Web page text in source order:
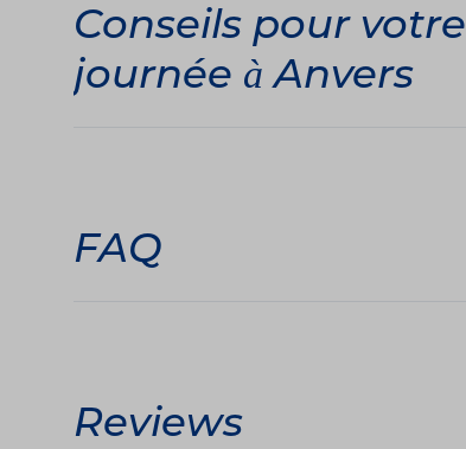
Conseils pour votre
journée à Anvers
FAQ
Reviews